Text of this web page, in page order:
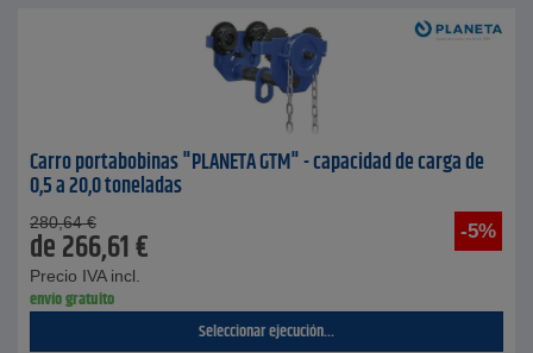
Carro portabobinas "PLANETA GTM" - capacidad de carga de
0,5 a 20,0 toneladas
-5%
280,64 €
de266,61€
Precio IVA incl.
envío gratuito
Seleccionar ejecución...